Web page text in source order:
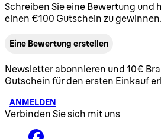
Schreiben Sie eine Bewertung und
einen €100 Gutschein zu gewinnen.
Eine Bewertung erstellen
Newsletter abonnieren und 10€
Gutschein für den ersten Einkauf
ANMELDEN
Verbinden Sie sich mit uns